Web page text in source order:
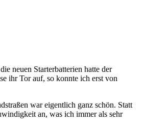
neuen Starterbatterien hatte der
ihr Tor auf, so konnte ich erst von
war eigentlich ganz schön. Statt
an, was ich immer als sehr